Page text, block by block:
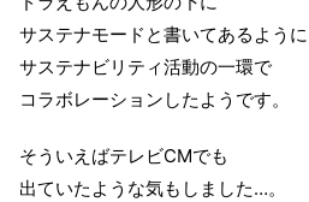
サステナモードと書いてあるように
サステナビリティ活動の一環で
コラボレーションしたようです。
そういえばテレビCMでも
出ていたような気もしました…。